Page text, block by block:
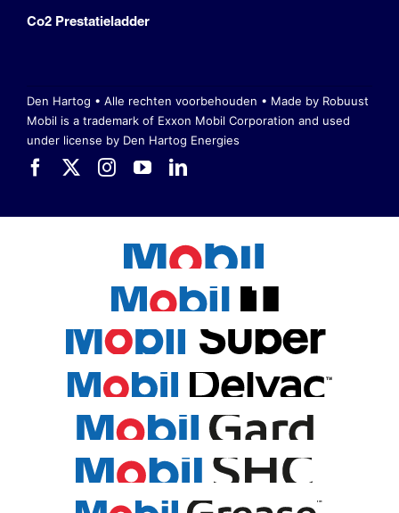
Co2 Prestatieladder
Den Hartog • Alle rechten voorbehouden • Made by Robuust
Mobil is a trademark of Exxon Mobil Corporation and used
under license by Den Hartog Energies